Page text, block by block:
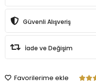
Güvenli Alışveriş
İade ve Değişim
Favorilerime ekle